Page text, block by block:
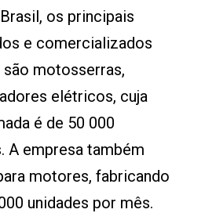
os principais
e comercializados
motosserras,
elétricos, cuja
é de 50 000
A empresa também
motores, fabricando
unidades por mês.